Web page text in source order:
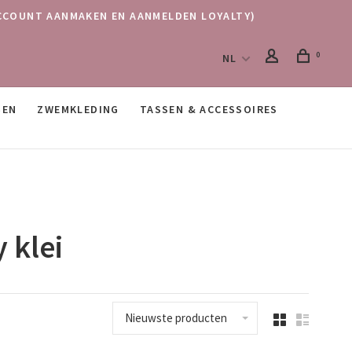
AANMAKEN EN AANMELDEN LOYALTY)
NL 0
ZWEMKLEDING
TASSEN & ACCESSOIRES
klei
Nieuwste producten